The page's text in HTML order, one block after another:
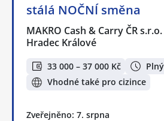
stálá NOČNÍ směna
MAKRO Cash & Carry ČR s.r.o.
Hradec Králové
33 000 – 37 000 Kč
Vhodné také pro cizince
Zveřejněno: 7. srpna